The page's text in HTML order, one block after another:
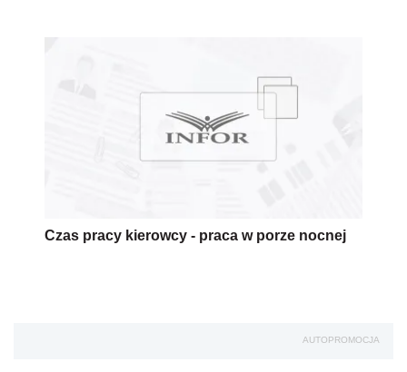
Czas pracy kierowcy - praca w porze nocnej
AUTOPROMOCJA